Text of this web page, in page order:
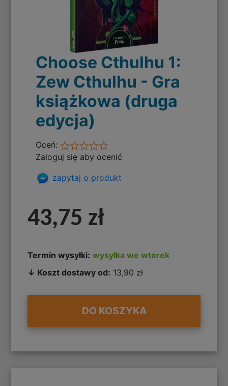
Choose Cthulhu 1:
Zew Cthulhu - Gra
książkowa (druga
edycja)
Oceń:
Zaloguj się aby ocenić
zapytaj o produkt
43,75 zł
Termin wysyłki: wysyłka we wtorek
↓ Koszt dostawy od: 13,90 zł
DO KOSZYKA